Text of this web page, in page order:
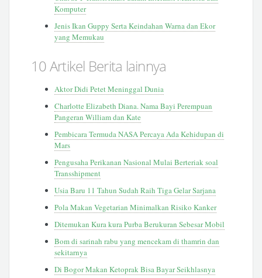
Komputer
Jenis Ikan Guppy Serta Keindahan Warna dan Ekor
yang Memukau
10 Artikel Berita lainnya
Aktor Didi Petet Meninggal Dunia
Charlotte Elizabeth Diana. Nama Bayi Perempuan
Pangeran William dan Kate
Pembicara Termuda NASA Percaya Ada Kehidupan di
Mars
Pengusaha Perikanan Nasional Mulai Berteriak soal
Transshipment
Usia Baru 11 Tahun Sudah Raih Tiga Gelar Sarjana
Pola Makan Vegetarian Minimalkan Risiko Kanker
Ditemukan Kura kura Purba Berukuran Sebesar Mobil
Bom di sarinah rabu yang mencekam di thamrin dan
sekitarnya
Di Bogor Makan Ketoprak Bisa Bayar Seikhlasnya